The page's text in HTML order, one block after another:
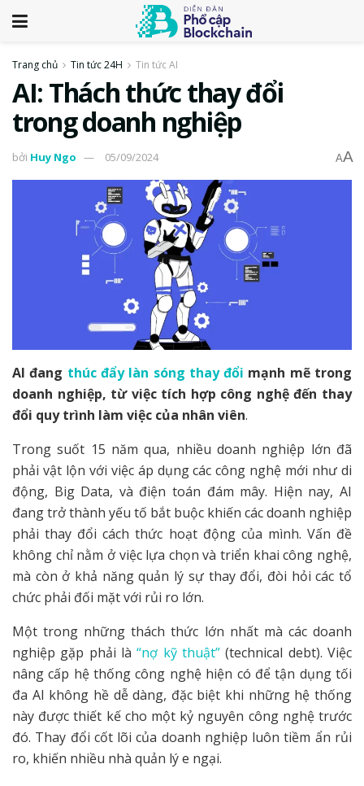
Trang chủ Tin tức 24H Tin tức AI
AI: Thách thức thay đổi
trong doanh nghiệp
bởi Huy Ngo 05/09/2024 AA
AI đang thúc đẩy làn sóng thay đổi mạnh mẽ trong
doanh nghiệp, từ việc tích hợp công nghệ đến thay
đổi quy trình làm việc của nhân viên.
Trong suốt 15 năm qua, nhiều doanh nghiệp lớn đã
phải vật lộn với việc áp dụng các công nghệ mới như di
động, Big Data, và điện toán đám mây. Hiện nay, AI
đang trở thành yếu tố bắt buộc khiến các doanh nghiệp
phải thay đổi cách thức hoạt động của mình. Vấn đề
không chỉ nằm ở việc lựa chọn và triển khai công nghệ,
mà còn ở khả năng quản lý sự thay đổi, đòi hỏi các tổ
chức phải đối mặt với rủi ro lớn.
Một trong những thách thức lớn nhất mà các doanh
nghiệp gặp phải là“nợ kỹ thuật” (technical debt). Việc
nâng cấp hệ thống công nghệ hiện có để tận dụng tối
đa AI không hề dễ dàng, đặc biệt khi những hệ thống
này được thiết kế cho một kỷ nguyên công nghệ trước
đó. Thay đổi cốt lõi của doanh nghiệp luôn tiềm ẩn rủi
ro, khiến nhiều nhà quản lý e ngại.